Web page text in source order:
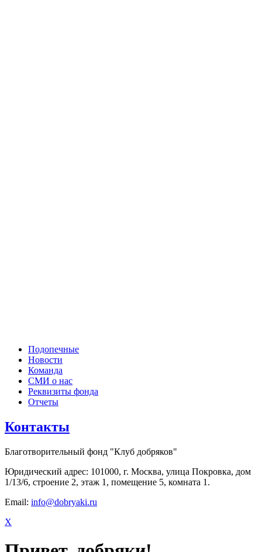
Подопечные
Новости
Команда
СМИ о нас
Реквизиты фонда
Отчеты
Контакты
Благотворительный фонд "Клуб добряков"
Юридический адрес: 101000, г. Москва, улица Покровка, дом
1/13/6, строение 2, этаж 1, помещение 5, комната 1.
Email: info@dobryaki.ru
X